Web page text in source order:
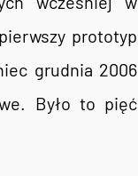
prototyp
grudnia 2006
Było to pięć